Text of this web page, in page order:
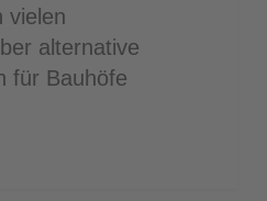
vielen
alternative
für Bauhöfe